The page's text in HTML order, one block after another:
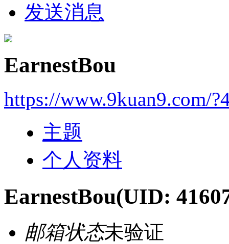
发送消息
EarnestBou
https://www.9kuan9.com/
主题
个人资料
EarnestBou(UID:
邮箱状态未验证